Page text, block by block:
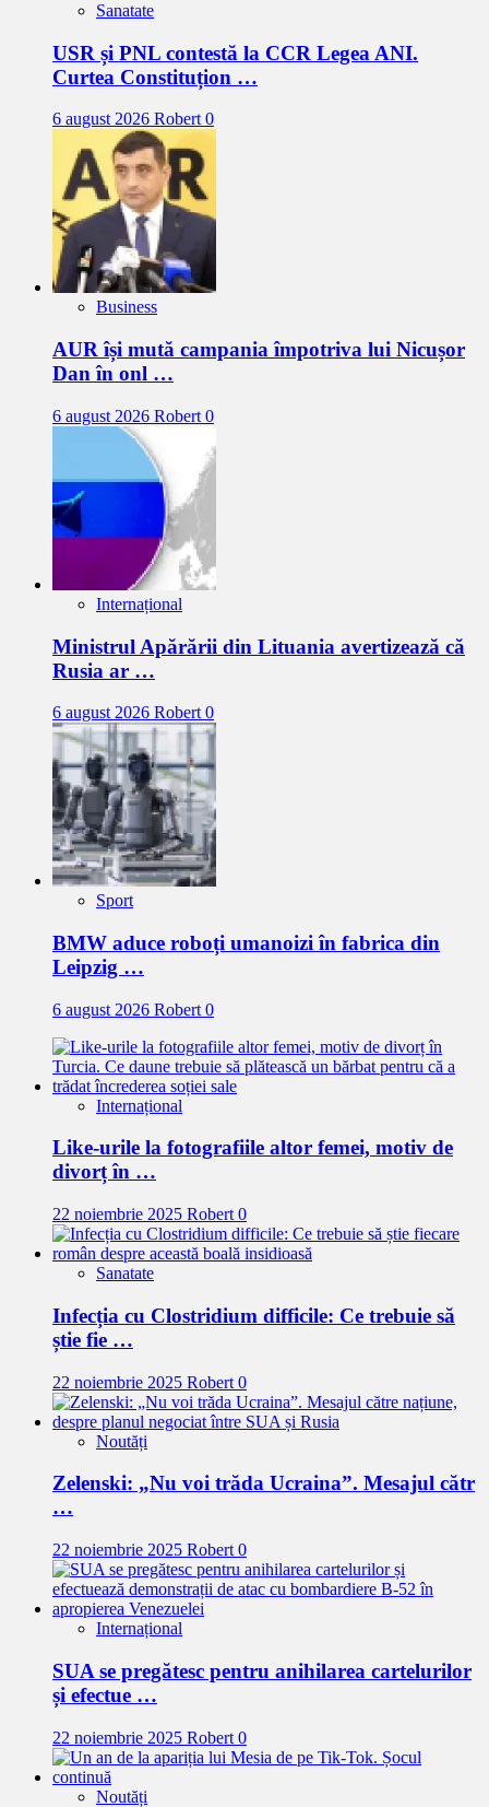
Sanatate
USR și PNL contestă la CCR Legea ANI.
Curtea Constituțion …
6 august 2026 Robert0
Business
AUR își mută campania împotriva lui Nicușor
Dan în onl …
6 august 2026 Robert 0
Internațional
Ministrul Apărării din Lituania avertizează că
Rusia ar …
6 august 2026 Robert 0
Sport
BMW aduce roboți umanoizi în fabrica din
Leipzig …
6 august 2026 Robert 0
Internațional
Like-urile la fotografiile altor femei, motiv de
divorț în …
22 noiembrie 2025 Robert 0
Sanatate
Infecția cu Clostridium difficile: Ce trebuie să
știe fie …
22 noiembrie 2025 Robert 0
Noutăți
Zelenski: „Nu voi trăda Ucraina”. Mesajul cătr
…
22 noiembrie 2025 Robert 0
Internațional
SUA se pregătesc pentru anihilarea cartelurilor
și efectue …
22 noiembrie 2025 Robert 0
Noutăți